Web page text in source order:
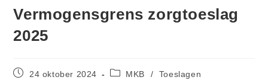
Vermogensgrens zorgtoeslag
2025
24 oktober 2024 MKB / Toeslagen